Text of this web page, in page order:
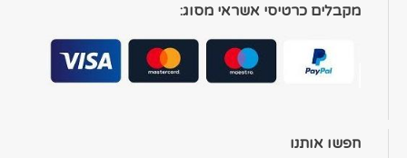
מקבלים כרטיסי אשראי מסוג:
חפשו אותנו